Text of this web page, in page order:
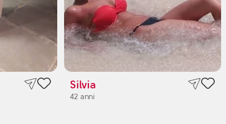
Silvia
42 anni